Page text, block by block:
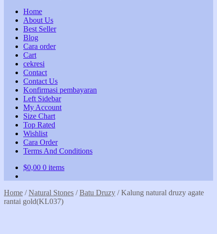
Home
About Us
Best Seller
Blog
Cara order
Cart
cekresi
Contact
Contact Us
Konfirmasi pembayaran
Left Sidebar
My Account
Size Chart
Top Rated
Wishlist
Cara Order
Terms And Conditions
$0,00 0 items
Home /Natural Stones /Batu Druzy /Kalung natural druzy agate
rantai gold(KL037)